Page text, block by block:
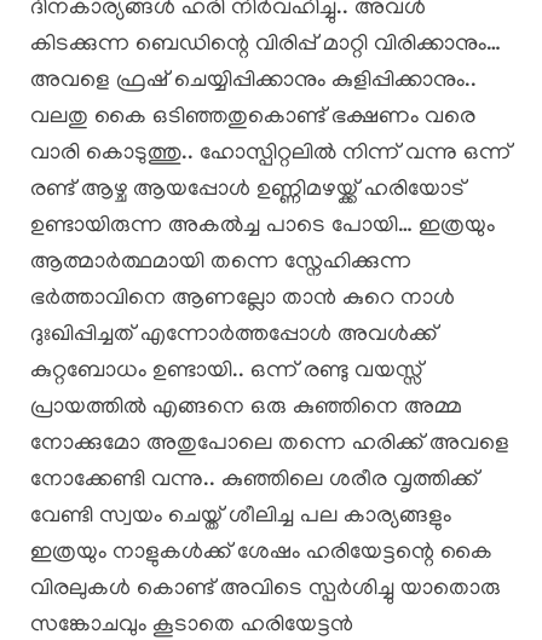
ദിനകാര്യങ്ങൾ ഹരി നിർവഹിച്ചു.. അവൾ
കിടക്കുന്ന ബെഡിന്റെ വിരിപ്പ് മാറ്റി വിരിക്കാനും…
അവളെ ഫ്രഷ് ചെയ്യിപ്പിക്കാനും കുളിപ്പിക്കാനും..
വലതു കൈ ഒടിഞ്ഞതുകൊണ്ട് ഭക്ഷണം വരെ
വാരി കൊടുത്തു.. ഹോസ്പിറ്റലിൽ നിന്ന് വന്നു ഒന്ന്
രണ്ട് ആഴ്ച ആയപ്പോൾ ഉണ്ണിമഴയ്ക്ക് ഹരിയോട്
ഉണ്ടായിരുന്ന അകൽച്ച പാടെ പോയി… ഇത്രയും
ആത്മാർത്ഥമായി തന്നെ സ്നേഹിക്കുന്ന
ഭർത്താവിനെ ആണല്ലോ താൻ കുറെ നാൾ
ദുഃഖിപ്പിച്ചത് എന്നോർത്തപ്പോൾ അവൾക്ക്
കുറ്റബോധം ഉണ്ടായി.. ഒന്ന് രണ്ടു വയസ്സ്
പ്രായത്തിൽ എങ്ങനെ ഒരു കുഞ്ഞിനെ അമ്മ
നോക്കുമോ അതുപോലെ തന്നെ ഹരിക്ക് അവളെ
നോക്കേണ്ടി വന്നു.. കുഞ്ഞിലെ ശരീര വൃത്തിക്ക്
വേണ്ടി സ്വയം ചെയ്ത് ശീലിച്ച പല കാര്യങ്ങളും
ഇത്രയും നാളുകൾക്ക് ശേഷം ഹരിയേട്ടന്റെ കൈ
വിരലുകൾ കൊണ്ട് അവിടെ സ്പർശിച്ചു യാതൊരു
സങ്കോചവും കൂടാതെ ഹരിയേട്ടൻ